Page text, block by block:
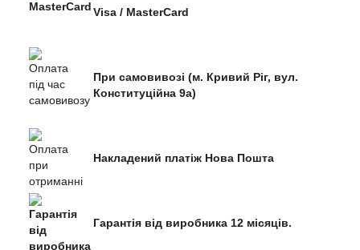
Visa / MasterCard
При самовивозі (м. Кривий Ріг, вул.
Конституційна 9а)
Накладений платіж Нова Пошта
Гарантія від виробника 12 місяців.